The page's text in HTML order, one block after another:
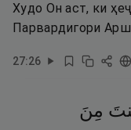
Худо Он аст, ки
Парвардигори
27:26
مِنَ